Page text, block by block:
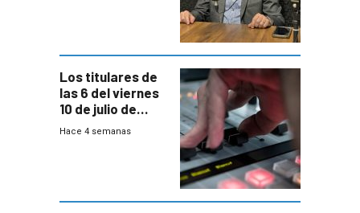
Los titulares de
las 6 del viernes
10 de julio de
2026
Hace 4 semanas